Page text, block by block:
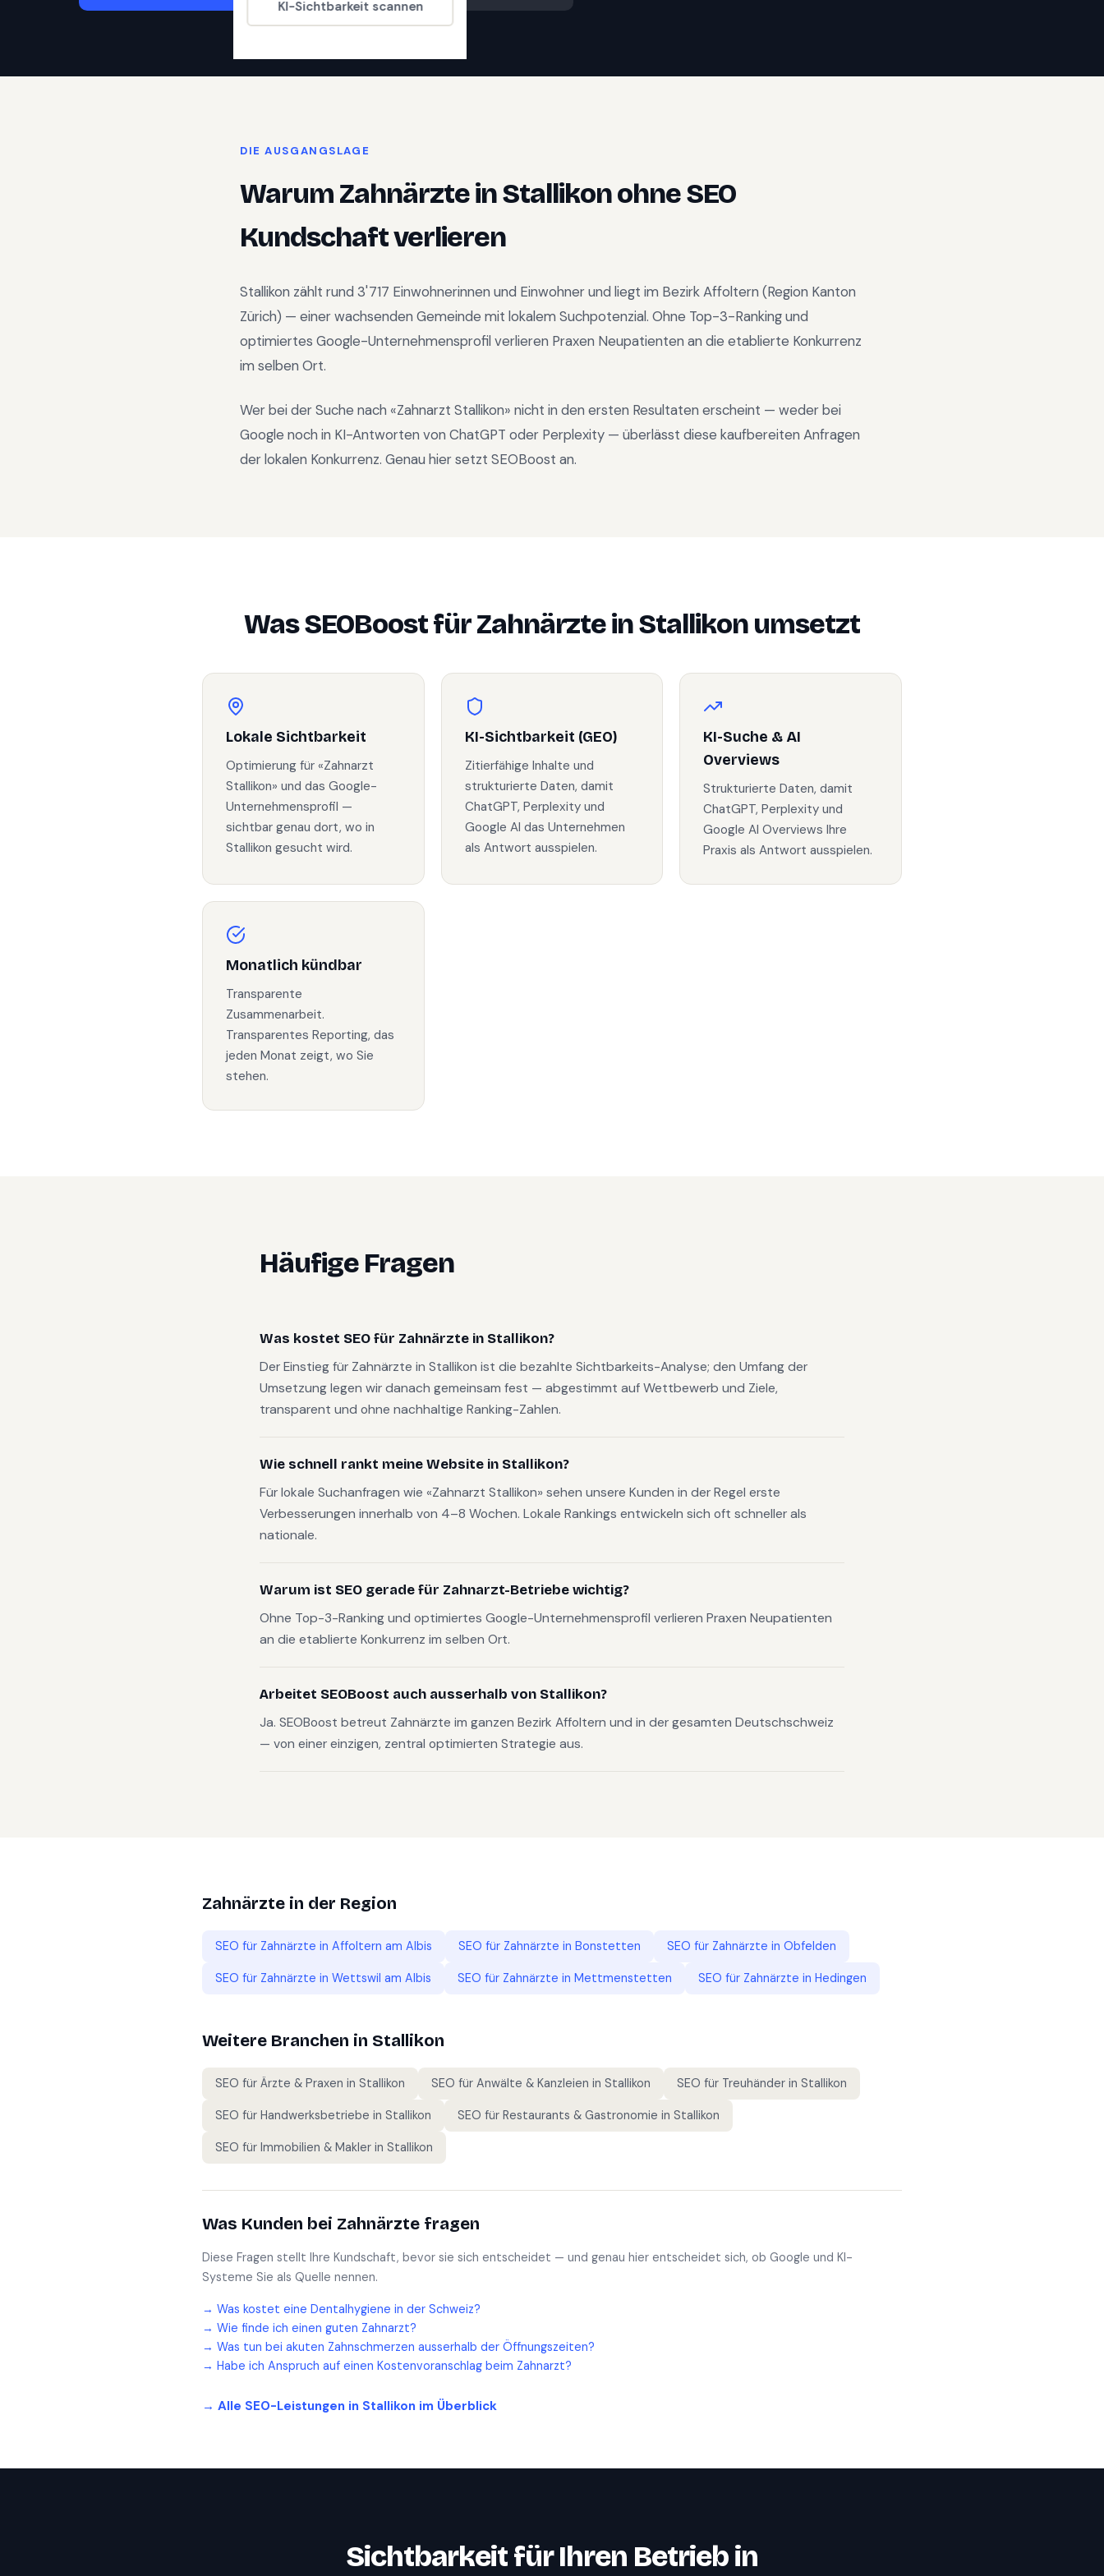
KI-Sichtbarkeit scannen
DIE AUSGANGSLAGE
Warum ZahnärzteinStallikonohne SEO
Kundschaft verlieren
Stallikon zählt rund 3'717 Einwohnerinnen und Einwohner und liegt im Bezirk Affoltern (Region Kanton
Zürich) — einer wachsenden Gemeinde mit lokalem Suchpotenzial. Ohne Top-3-Ranking und
optimiertes Google-Unternehmensprofil verlieren Praxen Neupatienten an die etablierte Konkurrenz
im selben Ort.
Wer bei der Suche nach «Zahnarzt Stallikon» nicht in den ersten Resultaten erscheint — weder bei
Google noch in KI-Antworten von ChatGPT oder Perplexity — überlässt diese kaufbereiten Anfragen
der lokalen Konkurrenz. Genau hier setzt SEOBoost an.
Was SEOBoost fürZahnärzteinStallikon umsetzt
Lokale Sichtbarkeit
Optimierung für «Zahnarzt
Stallikon» und das Google-
Unternehmensprofil —
sichtbar genau dort, wo in
Stallikon gesucht wird.
KI-Sichtbarkeit (GEO)
Zitierfähige Inhalte und
strukturierte Daten, damit
ChatGPT, Perplexity und
Google AI das Unternehmen
als Antwort ausspielen.
KI-Suche & AI
Overviews
Strukturierte Daten, damit
ChatGPT, Perplexity und
Google AI Overviews Ihre
Praxis als Antwort ausspielen.
Monatlich kündbar
Transparente
Zusammenarbeit.
Transparentes Reporting, das
jeden Monat zeigt, wo Sie
stehen.
Häufige Fragen
Was kostet SEO für Zahnärzte in Stallikon?
Der Einstieg für Zahnärzte in Stallikon ist die bezahlte Sichtbarkeits-Analyse; den Umfang der
Umsetzung legen wir danach gemeinsam fest — abgestimmt auf Wettbewerb und Ziele,
transparent und ohne nachhaltige Ranking-Zahlen.
Wie schnell rankt meine Website in Stallikon?
Für lokale Suchanfragen wie «Zahnarzt Stallikon» sehen unsere Kunden in der Regel erste
Verbesserungen innerhalb von 4–8 Wochen. Lokale Rankings entwickeln sich oft schneller als
nationale.
Warum ist SEO gerade für Zahnarzt-Betriebe wichtig?
Ohne Top-3-Ranking und optimiertes Google-Unternehmensprofil verlieren Praxen Neupatienten
an die etablierte Konkurrenz im selben Ort.
Arbeitet SEOBoost auch ausserhalb von Stallikon?
Ja. SEOBoost betreut Zahnärzte im ganzen Bezirk Affoltern und in der gesamten Deutschschweiz
— von einer einzigen, zentral optimierten Strategie aus.
Zahnärzte in der Region
SEO für Zahnärzte in Affoltern am Albis SEO für Zahnärzte in Bonstetten SEO für Zahnärzte in Obfelden
SEO für Zahnärzte in Wettswil am Albis SEO für Zahnärzte in Mettmenstetten SEO für Zahnärzte in Hedingen
Weitere Branchen in Stallikon
SEO für Ärzte & Praxen in Stallikon SEO für Anwälte & Kanzleien in Stallikon SEO für Treuhänder in Stallikon
SEO für Handwerksbetriebe in Stallikon SEO für Restaurants & Gastronomie in Stallikon
SEO für Immobilien & Makler in Stallikon
Was Kunden bei Zahnärzte fragen
Diese Fragen stellt Ihre Kundschaft, bevor sie sich entscheidet — und genau hier entscheidet sich, ob Google und KI-
Systeme Sie als Quelle nennen.
→ Was kostet eine Dentalhygiene in der Schweiz?
→ Wie finde ich einen guten Zahnarzt?
→ Was tun bei akuten Zahnschmerzen ausserhalb der Öffnungszeiten?
→ Habe ich Anspruch auf einen Kostenvoranschlag beim Zahnarzt?
→ Alle SEO-Leistungen in Stallikon im Überblick
Sichtbarkeit für Ihren Betrieb in